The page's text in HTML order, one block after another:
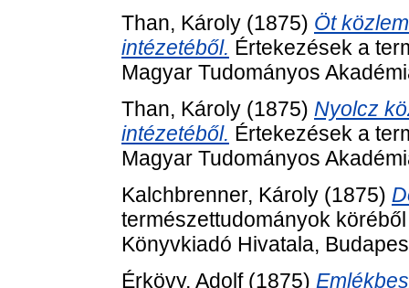
Than, Károly (1875) Öt
intézetéből. Értekezések a
Magyar Tudományos
Than, Károly (1875) Nyolcz
intézetéből. Értekezések a
Magyar Tudományos
Kalchbrenner, Károly (1875)
természettudományok
Könyvkiadó Hivatala,
Érkövy, Adolf(1875)